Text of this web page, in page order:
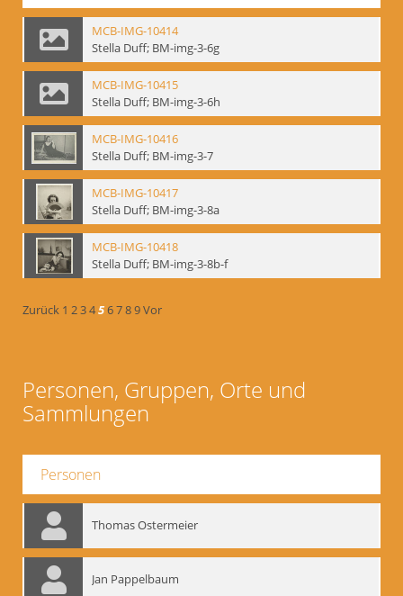
MCB-IMG-10414
Stella Duff; BM-img-3-6g
MCB-IMG-10415
Stella Duff; BM-img-3-6h
MCB-IMG-10416
Stella Duff; BM-img-3-7
MCB-IMG-10417
Stella Duff; BM-img-3-8a
MCB-IMG-10418
Stella Duff; BM-img-3-8b-f
Zurück 1 23456789Vor
Personen, Gruppen, Orte und
Sammlungen
Personen
Thomas Ostermeier
Jan Pappelbaum